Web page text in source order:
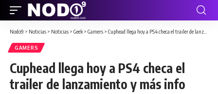
Nodo9 > Noticias > Noticias > Geek > Gamers > Cuphead llega hoy a PS4 checa el trailer de lanzamiento y más info
GAMERS
Cuphead llega hoy a PS4 checa el
trailer de lanzamiento y más info